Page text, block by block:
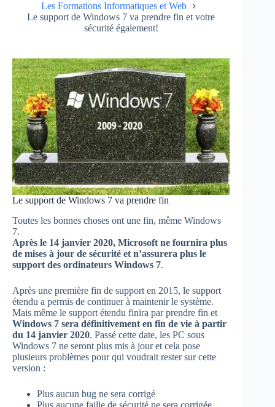
Les Formations Informatiques et Web
Le support de Windows 7 va prendre fin et votre
sécurité également!
Le support de Windows 7 va prendre fin
Toutes les bonnes choses ont une fin, même Windows
7.
Après le 14 janvier 2020, Microsoft ne fournira plus
de mises à jour de sécurité et n’assurera plus le
support des ordinateurs Windows 7.
Après une première fin de support en 2015, le support
étendu a permis de continuer à maintenir le système.
Mais même le support étendu finira par prendre fin et
Windows 7 sera définitivement en fin de vie à partir
du 14 janvier 2020. Passé cette date, les PC sous
Windows 7 ne seront plus mis à jour et cela pose
plusieurs problèmes pour qui voudrait rester sur cette
version :
Plus aucun bug ne sera corrigé
Plus aucune faille de sécurité ne sera corrigée